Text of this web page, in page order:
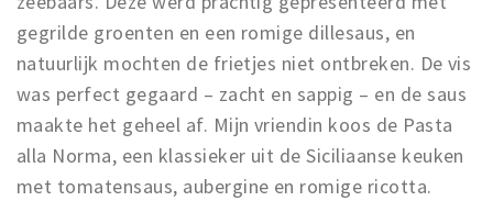
gegrilde groenten en een romige dillesaus, en
natuurlijk mochten de frietjes niet ontbreken. De vis
was perfect gegaard – zacht en sappig – en de saus
maakte het geheel af. Mijn vriendin koos de Pasta
alla Norma, een klassieker uit de Siciliaanse keuken
met tomatensaus, aubergine en romige ricotta.